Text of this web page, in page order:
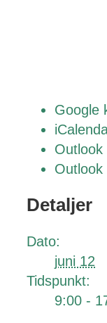
Google
Outlook
Outlook
Detaljer
Dato:
juni 12
Tidspunkt:
9:00 -